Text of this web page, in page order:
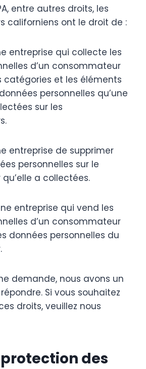
entre autres droits, les
californiens ont le droit de :
entreprise qui collecte les
d’un consommateur
catégories et les éléments
personnelles qu’une
sur les
entreprise de supprimer
personnelles sur le
a collectées.
entreprise qui vend les
d’un consommateur
données personnelles du
demande, nous avons un
Si vous souhaitez
droits, veuillez nous
des